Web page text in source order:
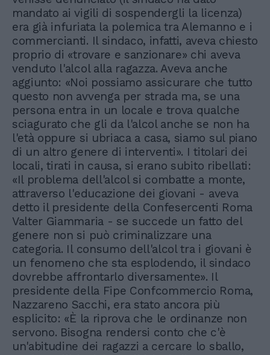
mandato ai vigili di sospendergli la licenza)
era già infuriata la polemica tra Alemanno e i
commercianti. Il sindaco, infatti, aveva chiesto
proprio di «trovare e sanzionare» chi aveva
venduto l'alcol alla ragazza. Aveva anche
aggiunto: «Noi possiamo assicurare che tutto
questo non avvenga per strada ma, se una
persona entra in un locale e trova qualche
sciagurato che gli da l'alcol anche se non ha
l'età oppure si ubriaca a casa, siamo sul piano
di un altro genere di interventi». I titolari dei
locali, tirati in causa, si erano subito ribellati:
«Il problema dell'alcol si combatte a monte,
attraverso l'educazione dei giovani - aveva
detto il presidente della Confesercenti Roma
Valter Giammaria - se succede un fatto del
genere non si può criminalizzare una
categoria. Il consumo dell'alcol tra i giovani è
un fenomeno che sta esplodendo, il sindaco
dovrebbe affrontarlo diversamente». Il
presidente della Fipe Confcommercio Roma,
Nazzareno Sacchi, era stato ancora più
esplicito: «È la riprova che le ordinanze non
servono. Bisogna rendersi conto che c'è
un'abitudine dei ragazzi a cercare lo sballo,